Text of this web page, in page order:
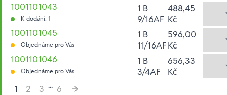
1001101043
K dodání: 1
1 B
9/16AF
488,45
Kč
1001101045
Objednáme pro Vás
1 B
11/16AF
596,00
Kč
1001101046
Objednáme pro Vás
1 B
3/4AF
656,33
Kč
1
2 3 ... 6